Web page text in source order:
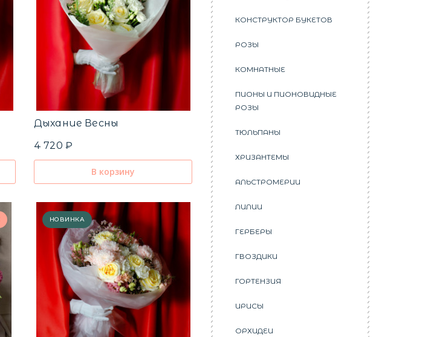
Дыхание Весны
4 720 ₽
В корзину
НОВИНКА
КОНСТРУКТОР БУКЕТОВ
РОЗЫ
КОМНАТНЫЕ
ПИОНЫ И ПИОНОВИДНЫЕ
РОЗЫ
ТЮЛЬПАНЫ
ХРИЗАНТЕМЫ
АЛЬСТРОМЕРИИ
ЛИЛИИ
ГЕРБЕРЫ
ГВОЗДИКИ
ГОРТЕНЗИЯ
ИРИСЫ
ОРХИДЕИ